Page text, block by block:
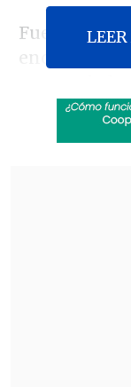
Fue el
encargó de
la
Oscar que
, por